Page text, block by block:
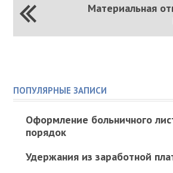
Материальная
ПОПУЛЯРНЫЕ ЗАПИСИ
Оформление больничного
порядок
Удержания из заработной